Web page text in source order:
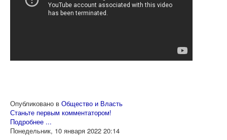
Опубликовано в Общество и Власть
Станьте первым комментатором!
Подробнее ...
Понедельник, 10 января 2022 20:14